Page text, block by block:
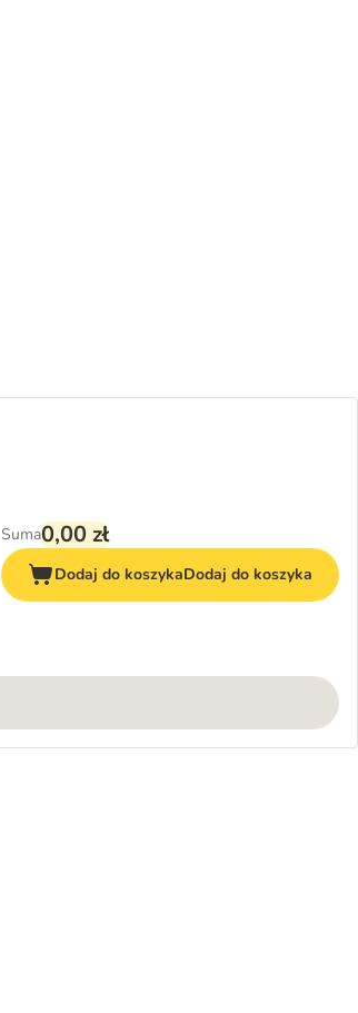
Suma0,00 zł
Dodaj do koszykaDodaj do koszyka